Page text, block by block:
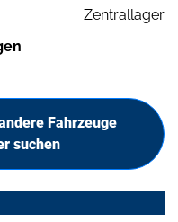
Zentrallager
Fahrzeuge
suchen